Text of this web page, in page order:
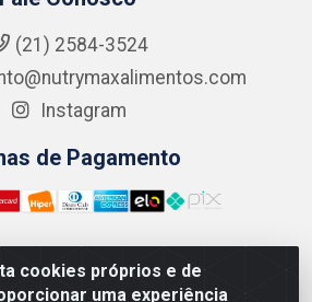
cookies próprios e de
uma experiência
(21) 2584-3524
Instagram
de Pagamento
DE PRODUTOS ALIMENTICIOS